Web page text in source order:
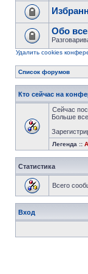
Обо
Удалить cookies
Список форумов
Кто сейчас на
Сейчас
Больше
Легенда ::
Статистика
Всего
Вход